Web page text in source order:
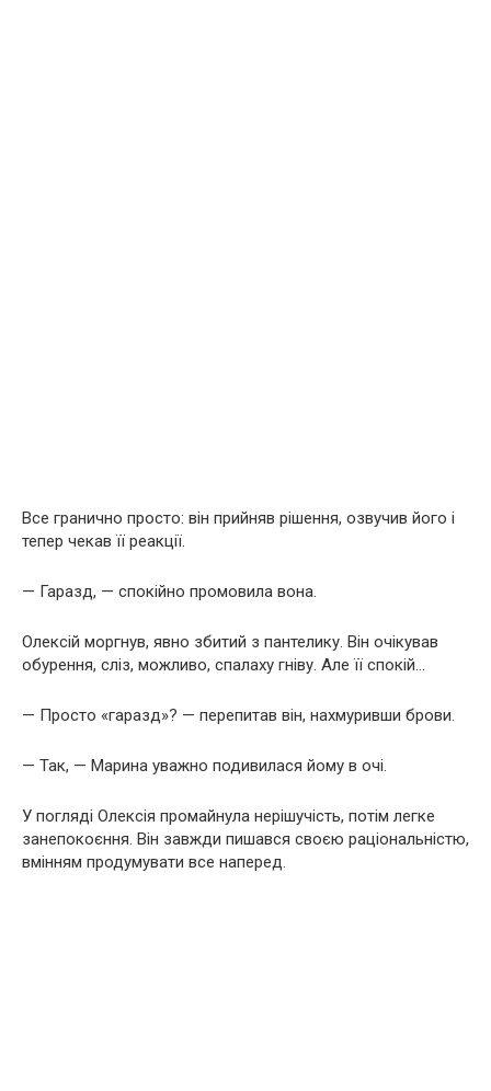
Все гранично просто: він прийняв рішення, озвучив його і
тепер чекав її реакції.
— Гаразд, — спокійно промовила вона.
Олексій моргнув, явно збитий з пантелику. Він очікував
обурення, сліз, можливо, спалаху гніву. Але її спокій…
— Просто «гаразд»? — перепитав він, нахмуривши брови.
— Так, — Марина уважно подивилася йому в очі.
У погляді Олексія промайнула нерішучість, потім легке
занепокоєння. Він завжди пишався своєю раціональністю,
вмінням продумувати все наперед.